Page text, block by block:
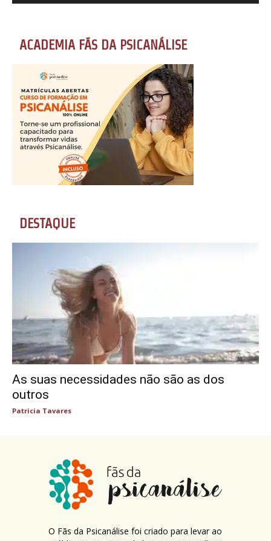
ACADEMIA FÃS DA PSICANÁLISE
DESTAQUE
As suas necessidades não são as dos
outros
Patricia Tavares
O Fãs da Psicanálise foi criado para levar ao